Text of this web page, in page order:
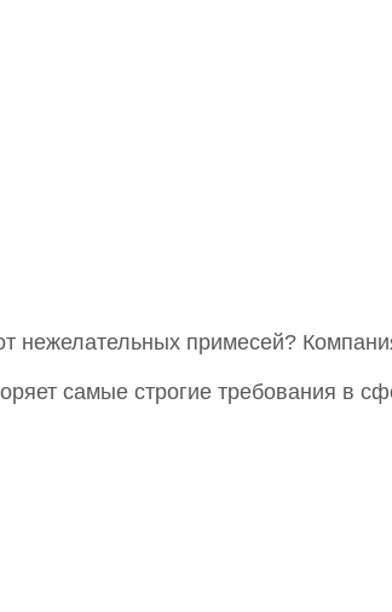
примесей?
самые строгие требования в